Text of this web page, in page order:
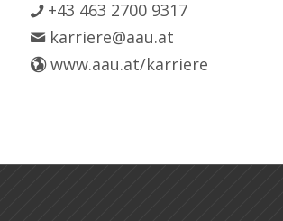
+43 463 2700 9317
karriere@aau.at
www.aau.at/karriere